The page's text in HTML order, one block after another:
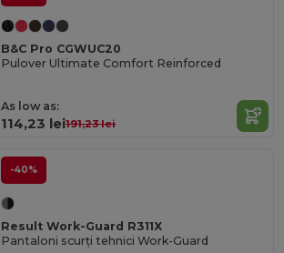
B&C Pro CGWUC20
Pulover Ultimate Comfort Reinforced
As low as:
114,23 lei191,23 lei
-40%
Result Work-Guard R311X
Pantaloni scurți tehnici Work-Guard